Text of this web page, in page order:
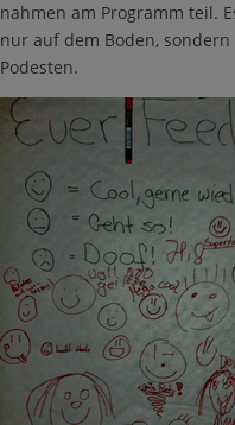
nahmen am Programm teil.
nur auf dem Boden,
Podesten.